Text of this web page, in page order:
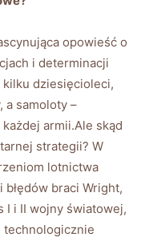
opowieść o
i determinacji
kilku dziesięcioleci,
a samoloty –
armii.Ale skąd
strategii? W
lotnictwa
braci Wright,
I i II wojny światowej,
technologicznie